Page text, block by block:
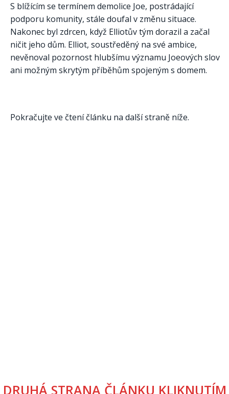
S blížícím se termínem demolice Joe, postrádající
podporu komunity, stále doufal v změnu situace.
Nakonec byl zdrcen, když Elliotův tým dorazil a začal
ničit jeho dům. Elliot, soustředěný na své ambice,
nevěnoval pozornost hlubšímu významu Joeových slov
ani možným skrytým příběhům spojeným s domem.
Pokračujte ve čtení článku na další straně níže.
DRUHÁ STRANA ČLÁNKU KLIKNUTÍM